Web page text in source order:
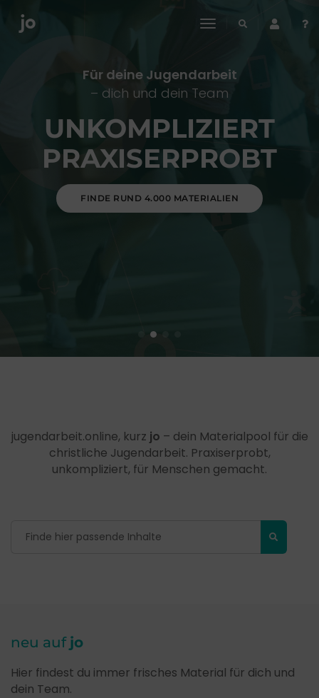
toggle
Für deine Jugendarbeit
– dich und dein Team
UNKOMPLIZIERT
PRAXISERPROBT
FINDE RUND 4.000 MATERIALIEN
jugendarbeit.online, kurz jo – dein Materialpool für die
christliche Jugendarbeit. Praxiserprobt,
unkompliziert, für Menschen gemacht.
neu auf jo
Hier findest du immer frisches Material für dich und
dein Team.